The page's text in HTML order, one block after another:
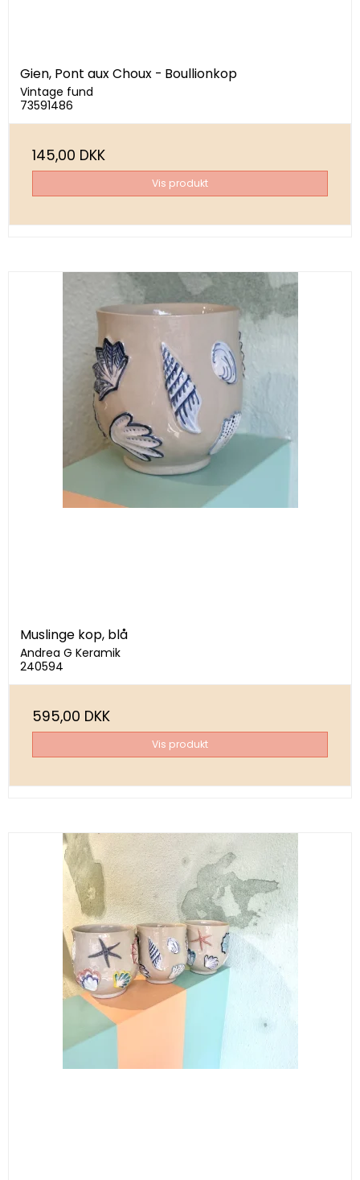
Gien, Pont aux Choux - Boullionkop
Vintage fund
73591486
145,00 DKK
Vis produkt
Muslinge kop, blå
Andrea G Keramik
240594
595,00 DKK
Vis produkt